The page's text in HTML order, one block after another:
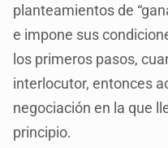
planteamientos de
e impone sus
los primeros pasos,
interlocutor, entonces
negociación en la que
principio.